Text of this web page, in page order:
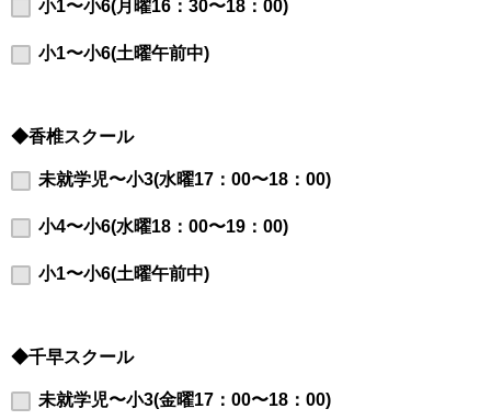
小1〜小6(月曜16：30〜18：00)
小1〜小6(土曜午前中)
◆香椎スクール
未就学児〜小3(水曜17：00〜18：00)
小4〜小6(水曜18：00〜19：00)
小1〜小6(土曜午前中)
◆千早スクール
未就学児〜小3(金曜17：00〜18：00)